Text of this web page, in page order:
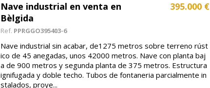
395.000 €
Nave industrial en venta en
Bèlgida
Ref. PPRGGO395403-6
Nave industrial sin acabar, de1275 metros sobre terreno rúst
ico de 45 anegadas, unos 42000 metros. Nave con planta baj
a de 900 metros y segunda planta de 375 metros. Estructura
ignifugada y doble techo. Tubos de fontaneria parcialmente in
stalados, proye...